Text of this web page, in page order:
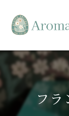
フ